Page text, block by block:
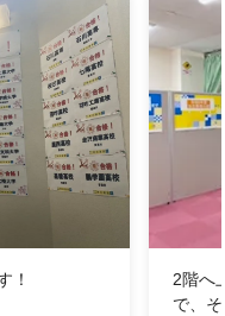
らをクリック←
16日（日）、2026
となります。
！
2階へ
で、